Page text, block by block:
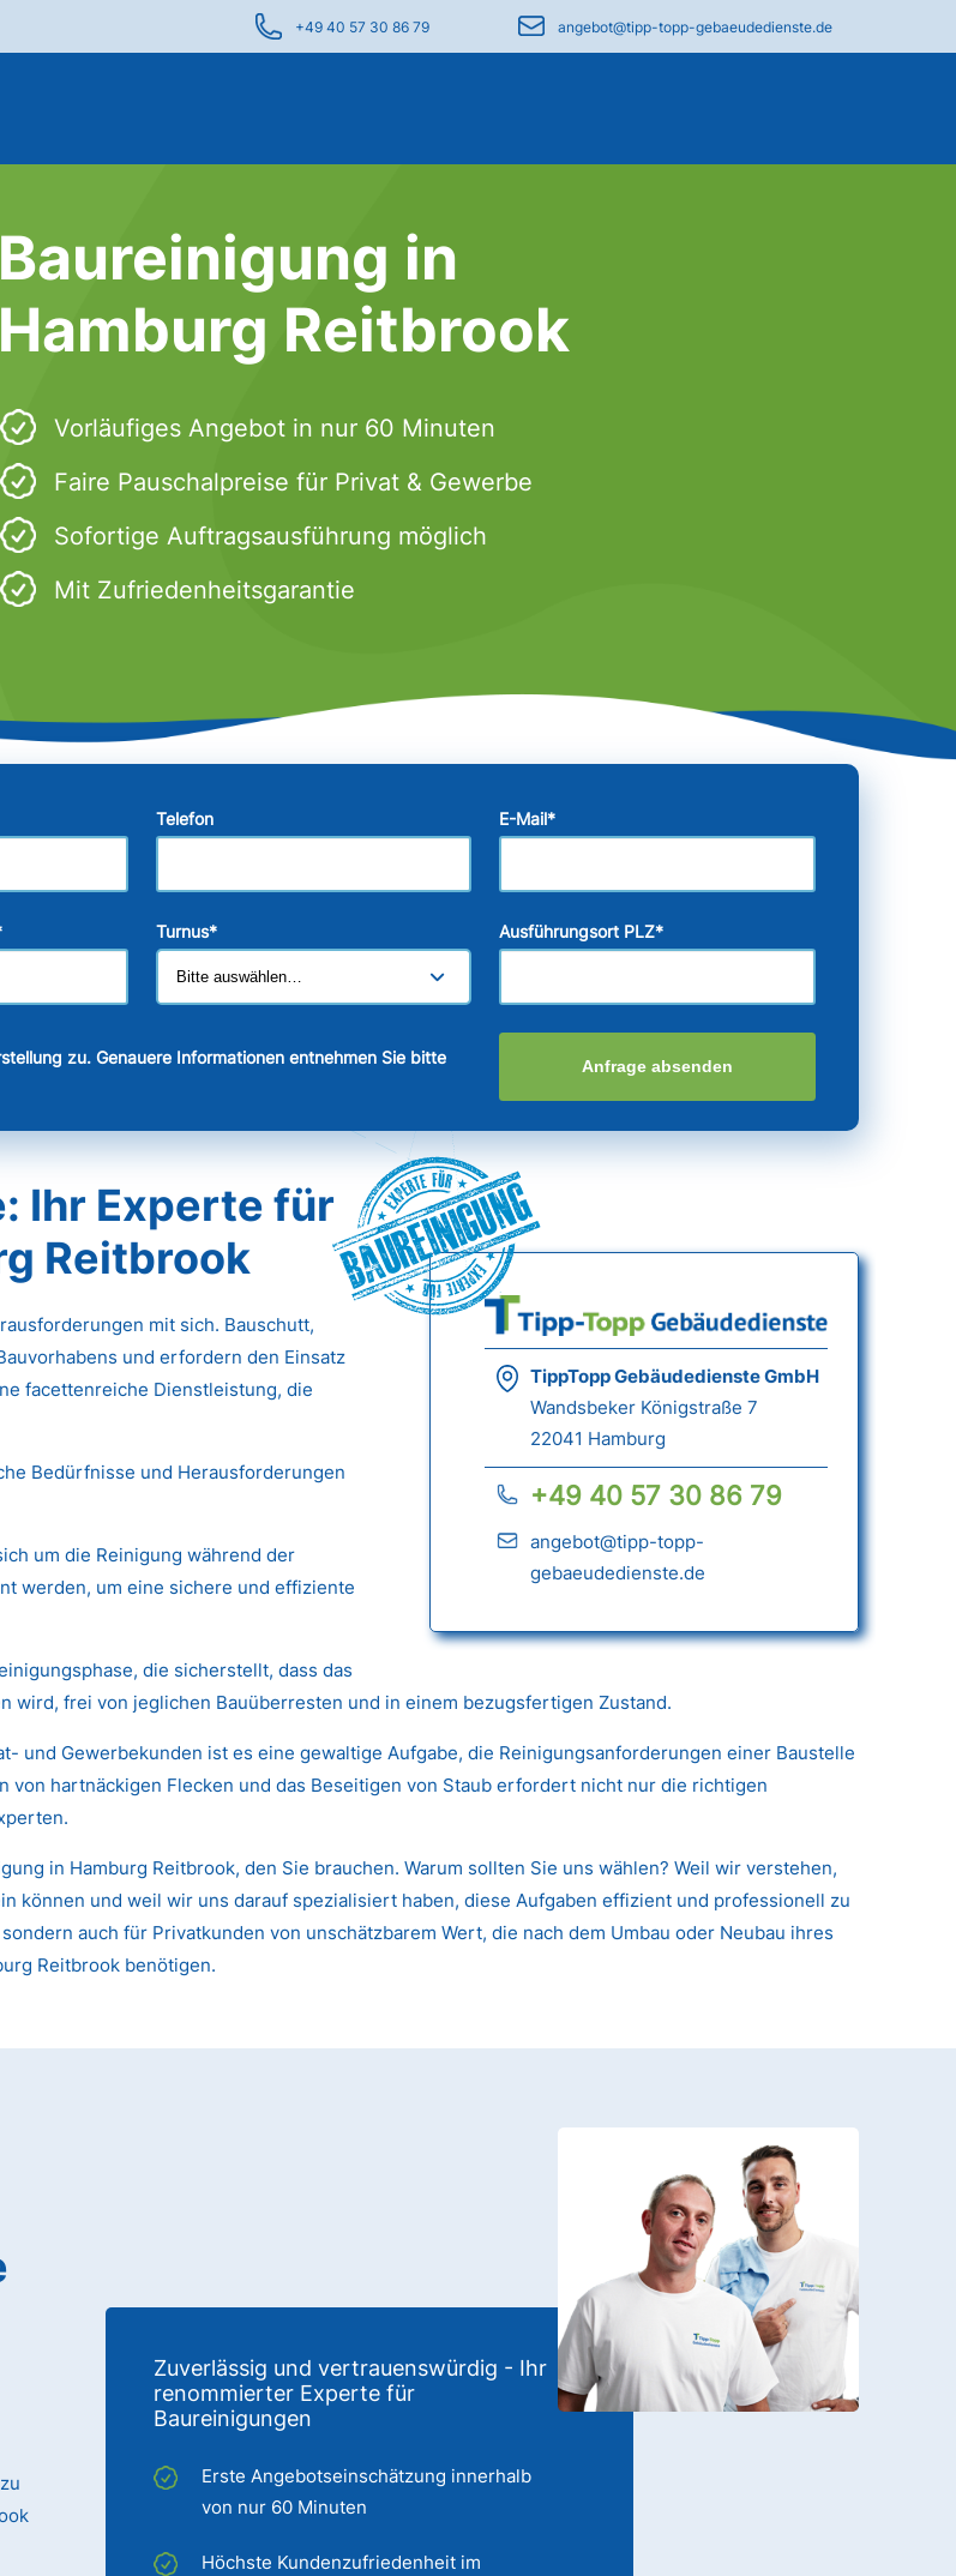
+49 40 57 30 86 79 angebot@tipp-topp-gebaeudedienste.de
Baureinigung in
Hamburg Reitbrook
Vorläufiges Angebot in nur 60 Minuten
Faire Pauschalpreise für Privat & Gewerbe
Sofortige Auftragsausführung möglich
Mit Zufriedenheitsgarantie
Telefon E-Mail*
Turnus* Ausführungsort PLZ*
zu. Genauere Informationen entnehmen Sie bitte
Anfrage absenden
Ihr Experte für
Reitbrook
Baureinigung
TippTopp Gebäudedienste GmbH
Wandsbeker Königstraße 7
22041 Hamburg
+49 40 57 30 86 79
angebot@tipp-topp-
gebaeudedienste.de
mit sich. Bauschutt,
und erfordern den Einsatz
facettenreiche Dienstleistung, die
Bedürfnisse und Herausforderungen
um die Reinigung während der
werden, um eine sichere und effiziente
die sicherstellt, dass das
wird, frei von jeglichen Bauüberresten und in einem bezugsfertigen Zustand.
und Gewerbekunden ist es eine gewaltige Aufgabe, die Reinigungsanforderungen einer Baustelle
von hartnäckigen Flecken und das Beseitigen von Staub erfordert nicht nur die richtigen
in Hamburg Reitbrook, den Sie brauchen. Warum sollten Sie uns wählen? Weil wir verstehen,
können und weil wir uns darauf spezialisiert haben, diese Aufgaben effizient und professionell zu
auch für Privatkunden von unschätzbarem Wert, die nach dem Umbau oder Neubau ihres
Reitbrook benötigen.
Zuverlässig und vertrauenswürdig - Ihr
renommierter Experte für
Baureinigungen
Erste Angebotseinschätzung innerhalb
von nur 60 Minuten
Höchste Kundenzufriedenheit im